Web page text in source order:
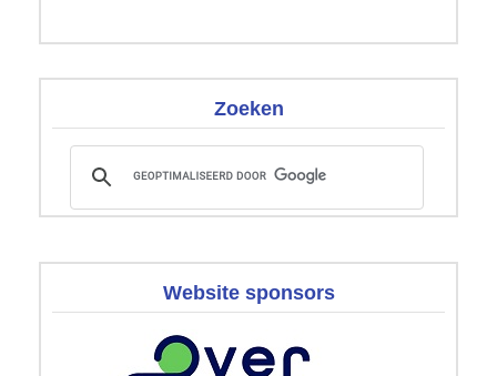
Zoeken
Website sponsors